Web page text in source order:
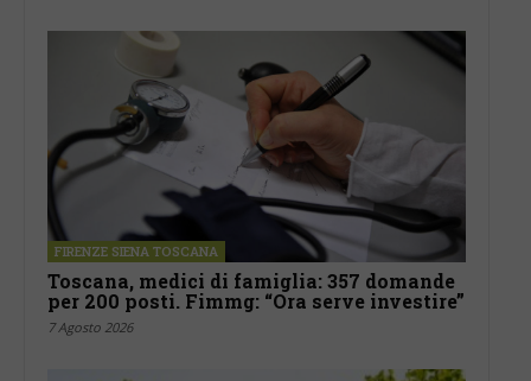
FIRENZE SIENA TOSCANA
Toscana, medici di famiglia: 357 domande
per 200 posti. Fimmg: “Ora serve investire”
7 Agosto 2026